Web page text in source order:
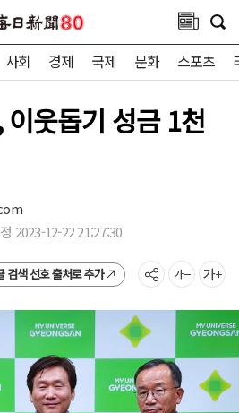
사회 경제 국제 문화 스포츠
웃돕기 성금 1천
2023-12-22 21:27:30
검색 선호 출처로 추가